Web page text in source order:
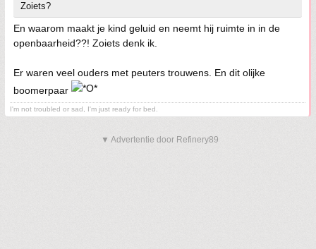
Zoiets?
En waarom maakt je kind geluid en neemt hij ruimte in in de
openbaarheid??! Zoiets denk ik.
Er waren veel ouders met peuters trouwens. En dit olijke
boomerpaar
I'm not troubled or sad, I'm just ready for bed.
▼ Advertentie door Refinery89